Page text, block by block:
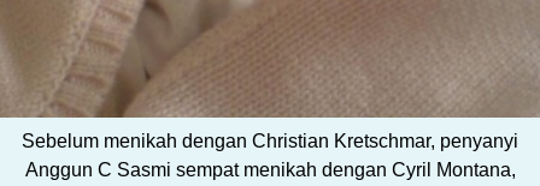
Sebelum menikah dengan Christian Kretschmar, penyanyi
Anggun C Sasmi sempat menikah dengan Cyril Montana,